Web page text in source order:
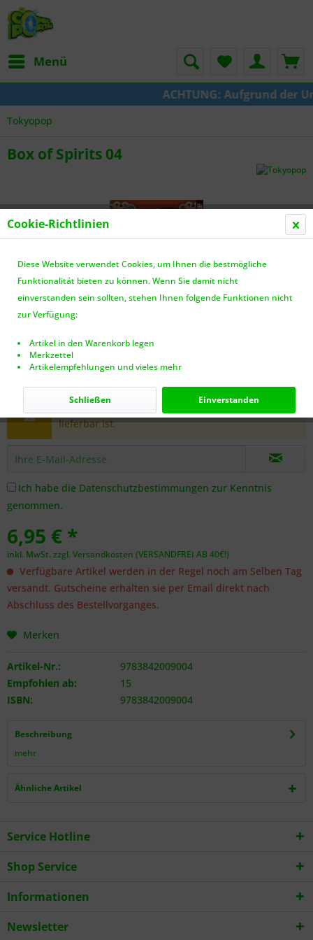
Menü
ACHTUNG: Aufgrund der
Tokyopop
Box of Spirits 04
Dieser Artikel steht derzeit nicht zur Verfügung!
Benachrichtigen Sie mich, sobald der Artikel
lieferbar ist.
Ich habe die Datenschutzbestimmungen zur Kenntnis
genommen.
6,95 € *
inkl. MwSt. zzgl. Versandkosten (VERSANDFREI AB 40€!)
Verfügbare Artikel werden in der Regel noch am Selben Tag
versandt. Gutscheine erhalten sie per Email direkt nach
Abschluss des Bestellvorganges.
Merken
Artikel-Nr.:
9783842009004
Empfohlen ab:
15
ISBN:
9783842009004
Beschreibung
mehr
Ähnliche Artikel
Service Hotline
Shop Service
Informationen
Newsletter
Cookie-Richtlinien
Diese Website verwendet Cookies, um Ihnen die bestmögliche
Funktionalität bieten zu können. Wenn Sie damit nicht
einverstanden sein sollten, stehen Ihnen folgende Funktionen nicht
zur Verfügung:
Artikel in den Warenkorb legen
Merkzettel
Artikelempfehlungen und vieles mehr
Einverstanden
Schließen